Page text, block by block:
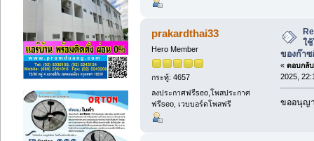
prakardthai33
Hero Member
กระทู้: 4657
ลงประกาศฟรีseo,โพสประกาศ
ฟรีseo, เวบบอร์ดโพสฟรี
ใ
ของก๊าซ
« ตอบกลั
2025,
ขออนุญ